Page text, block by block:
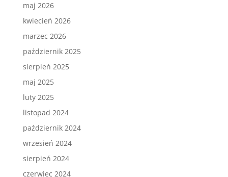
maj 2026
kwiecień 2026
marzec 2026
październik 2025
sierpień 2025
maj 2025
luty 2025
listopad 2024
październik 2024
wrzesień 2024
sierpień 2024
czerwiec 2024